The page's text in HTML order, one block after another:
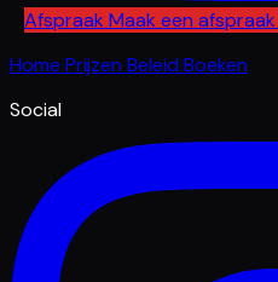
Afspraak Maak een afspraak
Home Prijzen Beleid Boeken
Social